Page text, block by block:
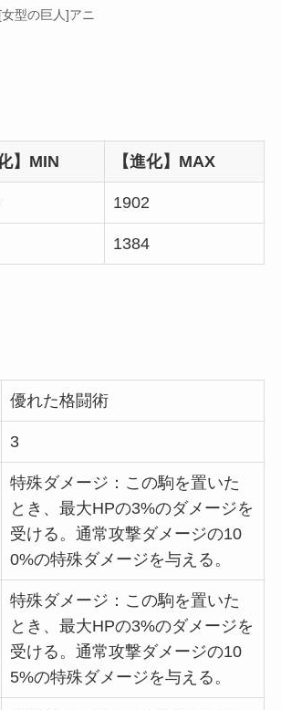
[女型の巨人]アニ
】MIN 【進化】MAX
1902
1384
優れた格闘術
3
特殊ダメージ：この駒を置いた
とき、最大HPの3%のダメージを
受ける。通常攻撃ダメージの10
0%の特殊ダメージを与える。
特殊ダメージ：この駒を置いた
とき、最大HPの3%のダメージを
受ける。通常攻撃ダメージの10
5%の特殊ダメージを与える。